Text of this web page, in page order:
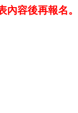
內容後再報名